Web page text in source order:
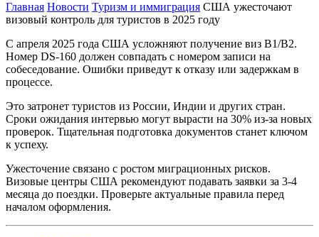
Главная Новости Туризм и иммиграция США ужесточают
визовый контроль для туристов в 2025 году
С апреля 2025 года США усложняют получение виз B1/B2.
Номер DS-160 должен совпадать с номером записи на
собеседование. Ошибки приведут к отказу или задержкам в
процессе.
Это затронет туристов из России, Индии и других стран.
Сроки ожидания интервью могут вырасти на 30% из-за новых
проверок. Тщательная подготовка документов станет ключом
к успеху.
Ужесточение связано с ростом миграционных рисков.
Визовые центры США рекомендуют подавать заявки за 3-4
месяца до поездки. Проверьте актуальные правила перед
началом оформления.